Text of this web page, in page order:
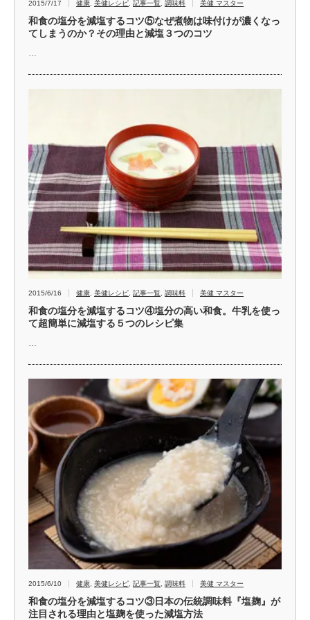
2015/7/17 健康 美健レシピ 記事一覧 調味料 美健 マスター
和食の塩分を減塩するコツ⑤なぜ煮物は味付けが濃くなっ
てしまうのか？その理由と減塩３つのコツ
2015/6/16 健康 美健レシピ 記事一覧 調味料 美健 マスター
和食の塩分を減塩するコツ④塩分の高い和食。牛乳を使っ
て超簡単に減塩する５つのレシピ集
…
2015/6/10 健康 美健レシピ 記事一覧 調味料 美健 マスター
和食の塩分を減塩するコツ③日本の伝統調味料『塩麹』が
注目される理由と塩麹を使った減塩方法